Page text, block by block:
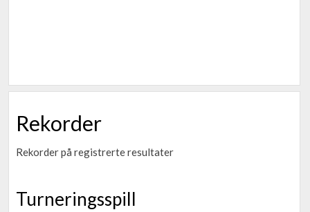
Rekorder
Rekorder på registrerte resultater
Turneringsspill